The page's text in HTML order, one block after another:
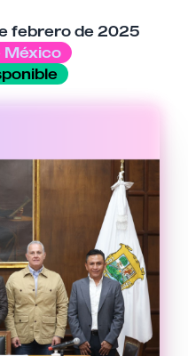
febrero de 2025
México
Enviar comentario